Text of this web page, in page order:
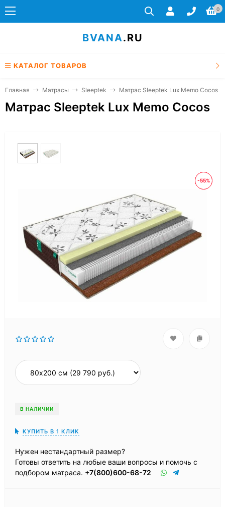
0
BVANA.RU
КАТАЛОГ ТОВАРОВ
Главная Матрасы Sleeptek Матрас Sleeptek Lux Memo Cocos
Матрас Sleeptek Lux Memo Cocos
-55%
В НАЛИЧИИ
КУПИТЬ В 1 КЛИК
Нужен нестандартный размер?
Готовы ответить на любые ваши вопросы и помочь с
подбором матраса. +7(800)600-68-72